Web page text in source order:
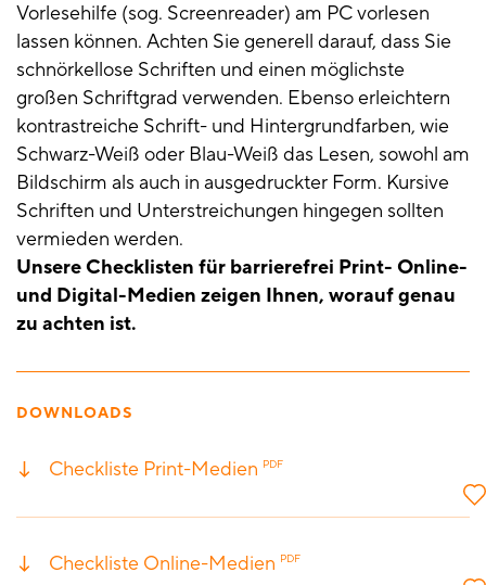
Vorlesehilfe (sog. Screenreader) am PC vorlesen
lassen können. Achten Sie generell darauf, dass Sie
schnörkellose Schriften und einen möglichste
großen Schriftgrad verwenden. Ebenso erleichtern
kontrastreiche Schrift- und Hintergrundfarben, wie
Schwarz-Weiß oder Blau-Weiß das Lesen, sowohl am
Bildschirm als auch in ausgedruckter Form. Kursive
Schriften und Unterstreichungen hingegen sollten
vermieden werden.
Unsere Checklisten für barrierefrei Print- Online-
und Digital-Medien zeigen Ihnen, worauf genau
zu achten ist.
DOWNLOADS
Checkliste Print-Medien PDF
Checkliste Online-Medien PDF